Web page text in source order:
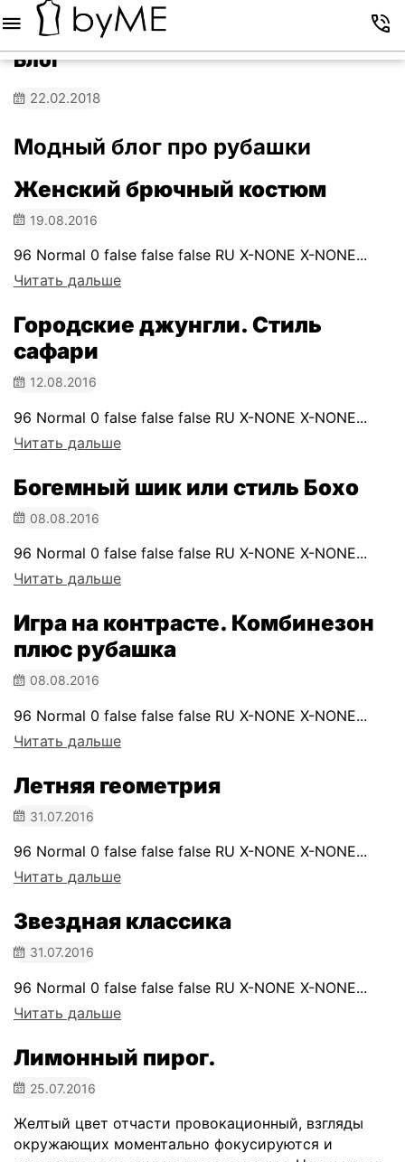
Блог
22.02.2018
Модный блог про рубашки
Женский брючный костюм
19.08.2016
96 Normal 0 false false false RU X-NONE X-NONE...
Читать дальше
Городские джунгли. Стиль
сафари
12.08.2016
96 Normal 0 false false false RU X-NONE X-NONE...
Читать дальше
Богемный шик или стиль Бохо
08.08.2016
96 Normal 0 false false false RU X-NONE X-NONE...
Читать дальше
Игра на контрасте. Комбинезон
плюс рубашка
08.08.2016
96 Normal 0 false false false RU X-NONE X-NONE...
Читать дальше
Летняя геометрия
31.07.2016
96 Normal 0 false false false RU X-NONE X-NONE...
Читать дальше
Звездная классика
31.07.2016
96 Normal 0 false false false RU X-NONE X-NONE...
Читать дальше
Лимонный пирог.
25.07.2016
Желтый цвет отчасти провокационный, взгляды
окружающих моментально фокусируются и
Меню Корзина Контакты